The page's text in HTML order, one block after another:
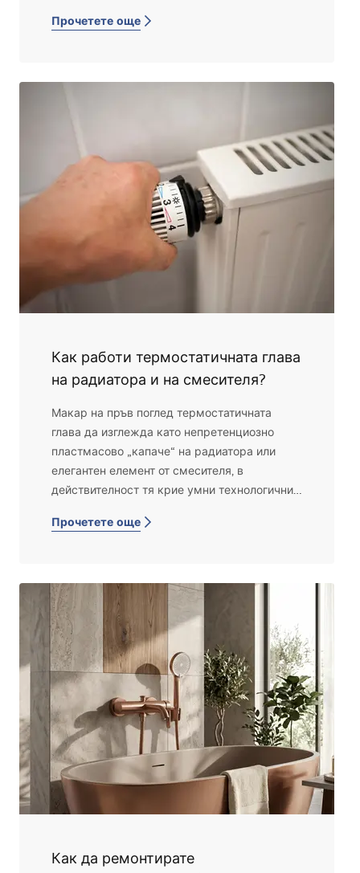
Прочетете още
Как работи термостатичната глава
на радиатора и на смесителя?
Макар на пръв поглед термостатичната
глава да изглежда като непретенциозно
пластмасово „капаче“ на радиатора или
елегантен елемент от смесителя, в
действителност тя крие умни технологични
енергия, да се грижим за комфорта и…
домашната инсталация, това ръководство е
за теб.
Прочетете още
Как да ремонтирате